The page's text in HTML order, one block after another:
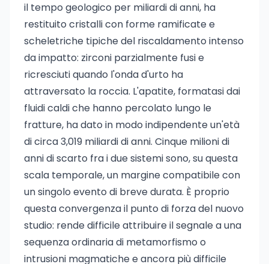
il tempo geologico per miliardi di anni, ha
restituito cristalli con forme ramificate e
scheletriche tipiche del riscaldamento intenso
da impatto: zirconi parzialmente fusi e
ricresciuti quando l'onda d'urto ha
attraversato la roccia. L'apatite, formatasi dai
fluidi caldi che hanno percolato lungo le
fratture, ha dato in modo indipendente un'età
di circa 3,019 miliardi di anni. Cinque milioni di
anni di scarto fra i due sistemi sono, su questa
scala temporale, un margine compatibile con
un singolo evento di breve durata. È proprio
questa convergenza il punto di forza del nuovo
studio: rende difficile attribuire il segnale a una
sequenza ordinaria di metamorfismo o
intrusioni magmatiche e ancora più difficile